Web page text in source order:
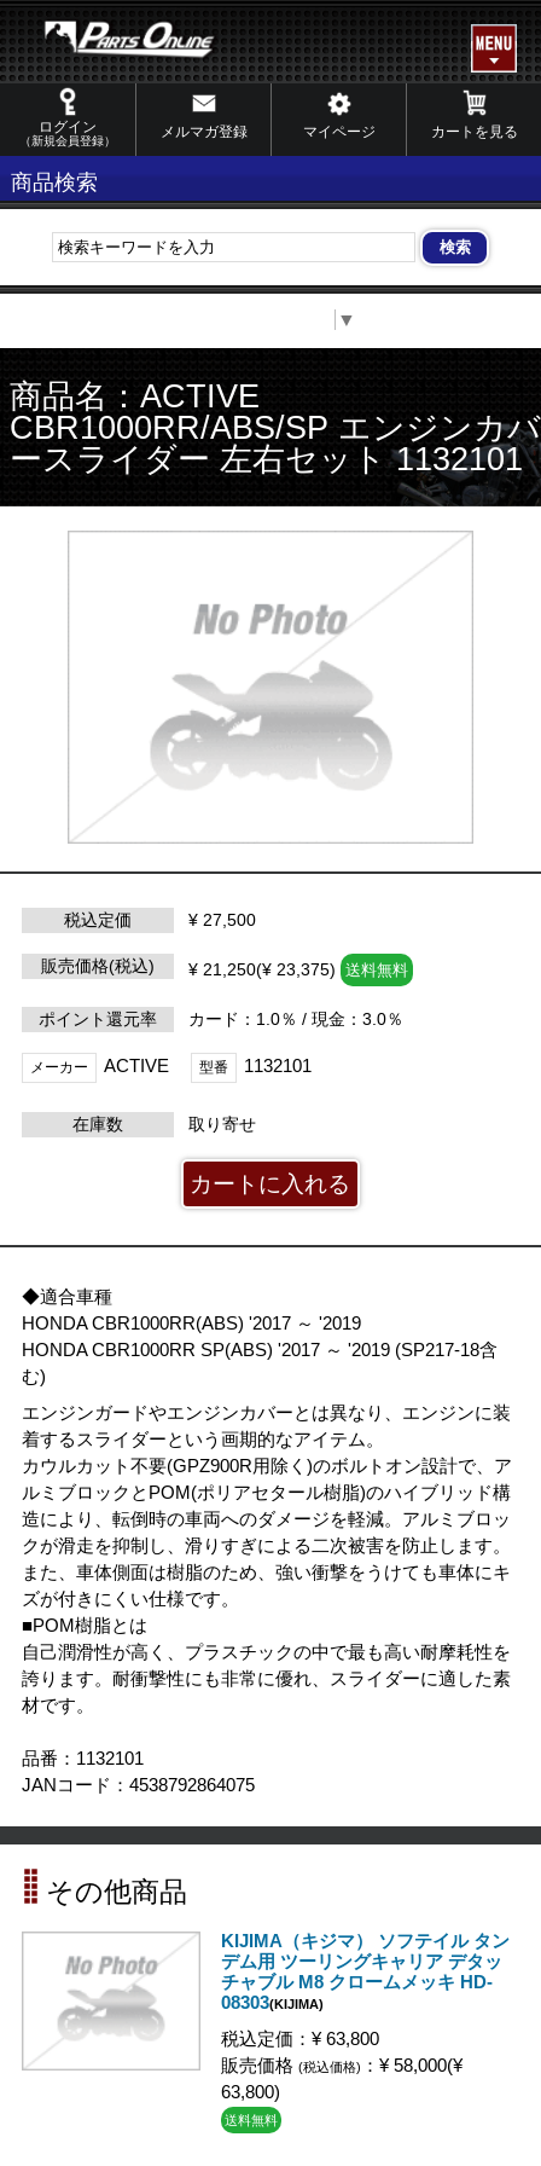
ログイン
（新規会員登録）
メルマガ登録 マイページ カートを見る
商品検索
▼
商品名：ACTIVE
CBR1000RR/ABS/SP エンジンカバ
ースライダー 左右セット 1132101
税込定価 ¥ 27,500
販売価格(税込) ¥ 21,250(¥ 23,375) 送料無料
ポイント還元率 カード：1.0％ / 現金：3.0％
メーカー ACTIVE 型番 1132101
在庫数 取り寄せ
◆適合車種
HONDA CBR1000RR(ABS) '2017 ～ '2019
HONDA CBR1000RR SP(ABS) '2017 ～ '2019 (SP217-18含
む)
エンジンガードやエンジンカバーとは異なり、エンジンに装
着するスライダーという画期的なアイテム。
カウルカット不要(GPZ900R用除く)のボルトオン設計で、ア
ルミブロックとPOM(ポリアセタール樹脂)のハイブリッド構
造により、転倒時の車両へのダメージを軽減。アルミブロッ
クが滑走を抑制し、滑りすぎによる二次被害を防止します。
また、車体側面は樹脂のため、強い衝撃をうけても車体にキ
ズが付きにくい仕様です。
■POM樹脂とは
自己潤滑性が高く、プラスチックの中で最も高い耐摩耗性を
誇ります。耐衝撃性にも非常に優れ、スライダーに適した素
材です。
品番：1132101
JANコード：4538792864075
その他商品
KIJIMA（キジマ） ソフテイル タン
デム用 ツーリングキャリア デタッ
チャブル M8 クロームメッキ HD-
08303(KIJIMA)
税込定価：¥ 63,800
販売価格 (税込価格) ：¥ 58,000(¥
63,800)
送料無料